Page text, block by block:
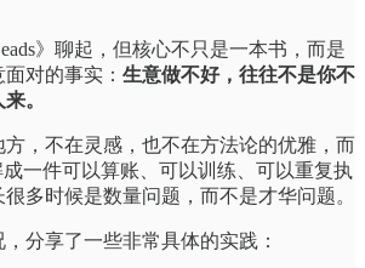
》聊起，但核心不只是一本书，而是
对的事实： 生意做不好，往往不是你不
。
，不在灵感，也不在方法论的优雅，而
一件可以算账、可以训练、可以重复执
多时候是数量问题，而不是才华问题。
分享了一些非常具体的实践：